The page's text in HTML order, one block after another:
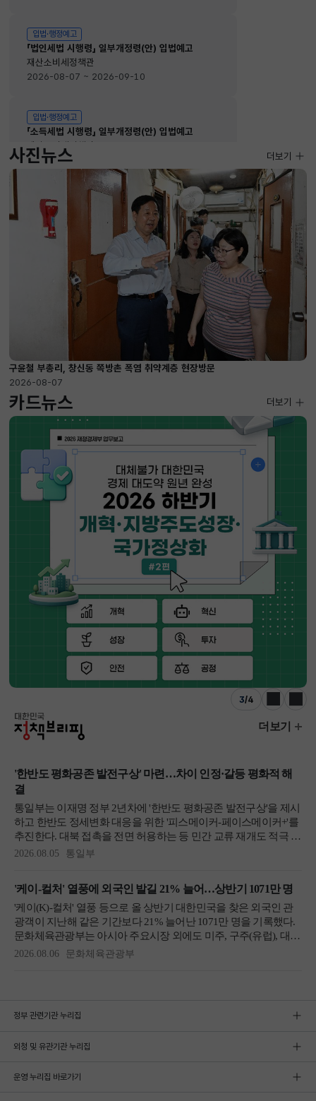
입법·행정예고
「법인세법 시행령」 일부개정령(안) 입법예고
재산소비세정책관
2026-08-07 ~ 2026-09-10
입법·행정예고
「소득세법 시행령」 일부개정령(안) 입법예고
재산소비세정책관
2026-08-07 ~ 2026-09-10
사진뉴스
구윤철 부총리, 창신동 쪽방촌 폭염 취약계층 현장방문
2026-08-07
사진뉴스
더보기
카드뉴스
3/4
이전 다음
더보기
정부 관련기관 누리집
외청 및 유관기관 누리집
운영 누리집 바로가기